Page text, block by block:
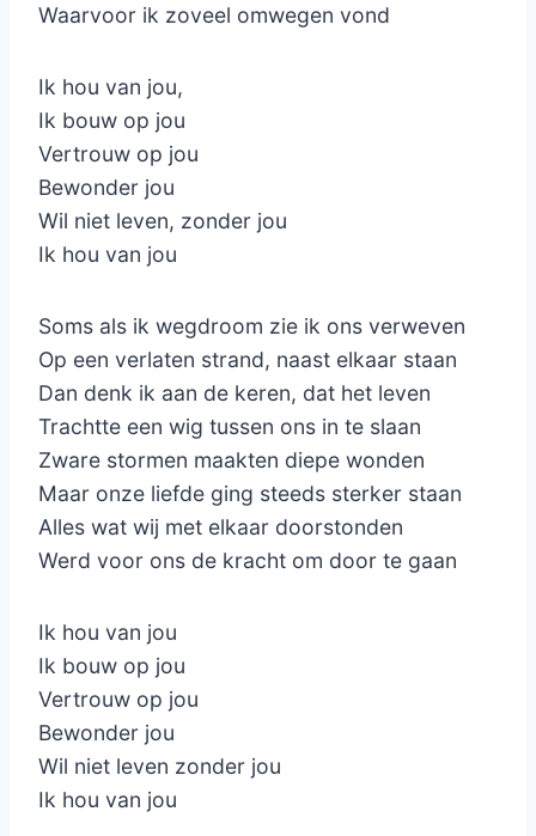
Waarvoor ik zoveel omwegen vond
Ik hou van jou,
Ik bouw op jou
Vertrouw op jou
Bewonder jou
Wil niet leven, zonder jou
Ik hou van jou
Soms als ik wegdroom zie ik ons verweven
Op een verlaten strand, naast elkaar staan
Dan denk ik aan de keren, dat het leven
Trachtte een wig tussen ons in te slaan
Zware stormen maakten diepe wonden
Maar onze liefde ging steeds sterker staan
Alles wat wij met elkaar doorstonden
Werd voor ons de kracht om door te gaan
Ik hou van jou
Ik bouw op jou
Vertrouw op jou
Bewonder jou
Wil niet leven zonder jou
Ik hou van jou